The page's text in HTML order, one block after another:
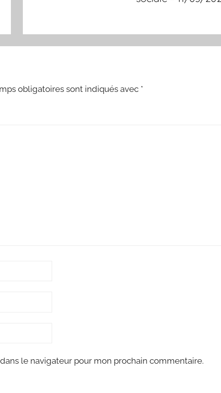
obligatoires sont indiqués avec *
le navigateur pour mon prochain commentaire.